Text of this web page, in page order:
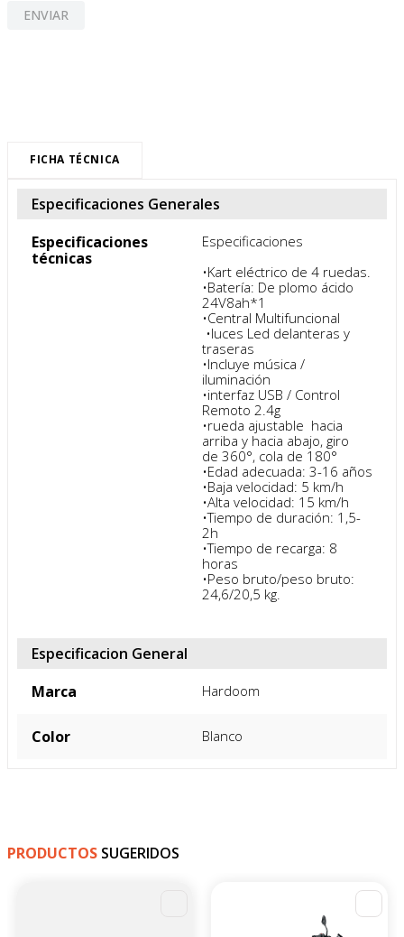
ENVIAR
FICHA TÉCNICA
Especificaciones Generales
Especificaciones
técnicas
Especificaciones
•Kart eléctrico de 4 ruedas.
•Batería: De plomo ácido
24V8ah*1
•Central Multifuncional
traseras
•Incluye música /
iluminación
•interfaz USB / Control
Remoto 2.4g
•rueda ajustable  hacia
arriba y hacia abajo, giro
de 360°, cola de 180°
•Edad adecuada: 3-16 años
•Baja velocidad: 5 km/h
•Alta velocidad: 15 km/h
•Tiempo de duración: 1,5-
2h
•Tiempo de recarga: 8
horas
•Peso bruto/peso bruto:
24,6/20,5 kg.
Especificacion General
Marca
Hardoom
Color Blanco
PRODUCTOS SUGERIDOS